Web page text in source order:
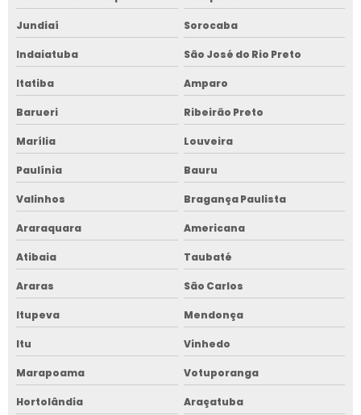
Jundiaí Sorocaba
Indaiatuba São José do Rio Preto
Itatiba Amparo
Barueri Ribeirão Preto
Marília Louveira
Paulínia Bauru
Valinhos Bragança Paulista
Araraquara Americana
Atibaia Taubaté
Araras São Carlos
Itupeva Mendonça
Itu Vinhedo
Marapoama Votuporanga
Hortolândia Araçatuba